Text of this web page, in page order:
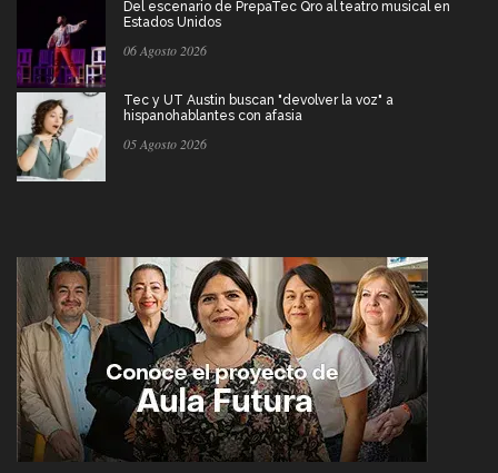
Del escenario de PrepaTec Qro al teatro musical en
Estados Unidos
06 Agosto 2026
Tec y UT Austin buscan "devolver la voz" a
hispanohablantes con afasia
05 Agosto 2026